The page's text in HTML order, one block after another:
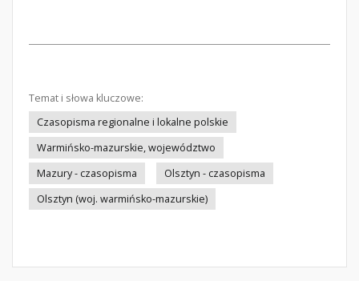
Temat i słowa kluczowe:
Czasopisma regionalne i lokalne polskie
Warmińsko-mazurskie, województwo
Mazury - czasopisma
Olsztyn - czasopisma
Olsztyn (woj. warmińsko-mazurskie)